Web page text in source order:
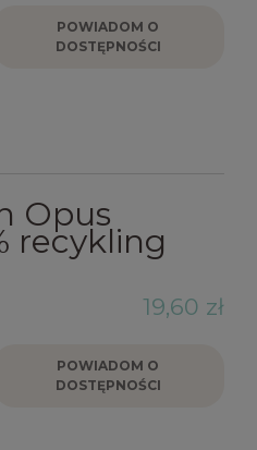
POWIADOM O
DOSTĘPNOŚCI
Opus
recykling
19,60 zł
POWIADOM O
DOSTĘPNOŚCI